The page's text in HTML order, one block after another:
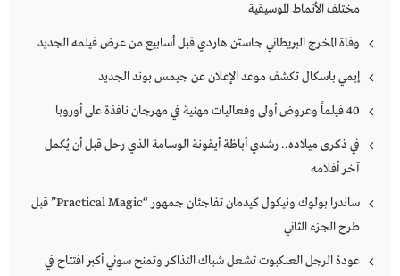
مختلف الأنماط الموسيقية
وفاة المخرج البريطاني جاستن هاردي قبل أسابيع من عرض فيلمه الجديد
إيمي باسكال تكشف موعد الإعلان عن جيمس بوند الجديد
40 فيلماً وعروض أولى وفعاليات مهنية في مهرجان نافذة على أوروبا
في ذكرى ميلاده.. رشدي أباظة أيقونة الوسامة الذي رحل قبل أن يُكمل
آخر أفلامه
ساندرا بولوك ونيكول كيدمان تفاجئان جمهور “Practical Magic” قبل
طرح الجزء الثاني
عودة الرجل العنكبوت تشعل شباك التذاكر وتمنح سوني أكبر افتتاح في